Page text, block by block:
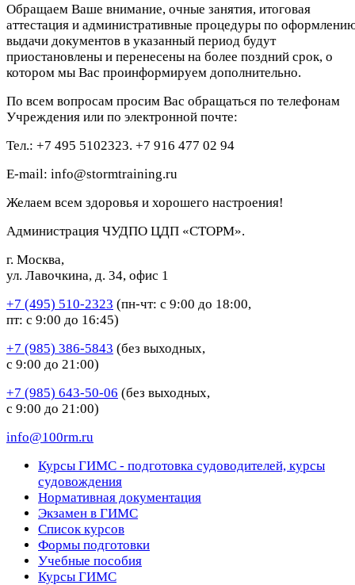
Обращаем Ваше внимание, очные занятия, итоговая
аттестация и административные процедуры по
выдачи документов в указанный период будут
приостановлены и перенесены на более поздний срок, о
котором мы Вас проинформируем дополнительно.
По всем вопросам просим Вас обращаться по телефонам
Учреждения или по электронной почте:
Тел.: +7 495 5102323. +7 916 477 02 94
E-mail: info@stormtraining.ru
Желаем всем здоровья и хорошего настроения!
Администрация ЧУДПО ЦДП «СТОРМ».
г. Москва,
ул. Лавочкина, д. 34, офис 1
+7 (495) 510-2323 (пн-чт: с 9:00 до 18:00,
пт: с 9:00 до 16:45)
+7 (985) 386-5843 (без выходных,
с 9:00 до 21:00)
+7 (985) 643-50-06 (без выходных,
с 9:00 до 21:00)
info@100rm.ru
Курсы ГИМС - подготовка судоводителей, курсы
судовождения
Нормативная документация
Экзамен в ГИМС
Список курсов
Формы подготовки
Учебные пособия
Курсы ГИМС